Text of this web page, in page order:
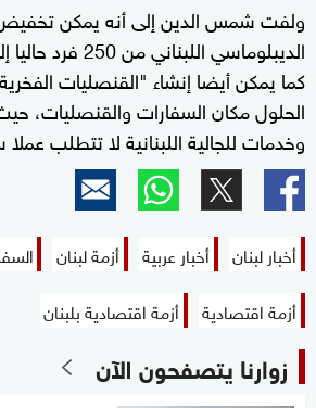
ولفت شمس الدين إلى أنه يمكن
الديبلوماسي
كما يمكن أيضا إنشاء "القنصليات
الحلول مكان السفارات والقنصليات،
وخدمات للجالية اللبنانية لا تتطلب
أخبار لبنان أخبار عربية أزمة لبنان
أزمة اقتصادية
أزمة اقتصادية بلبنان
زوارنا يتصفحون الآن